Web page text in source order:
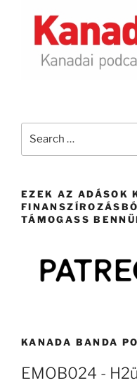
EZEK AZ ADÁSOK
TÁMOGASS
KANADA BANDA
EMOB024 -